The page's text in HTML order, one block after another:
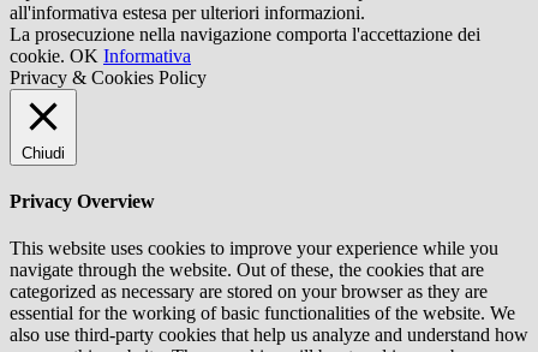
all'informativa estesa per ulteriori informazioni.
La prosecuzione nella navigazione comporta l'accettazione dei
cookie. OK Informativa
Privacy & Cookies Policy
Chiudi
Privacy Overview
This website uses cookies to improve your experience while you
navigate through the website. Out of these, the cookies that are
categorized as necessary are stored on your browser as they are
essential for the working of basic functionalities of the website. We
also use third-party cookies that help us analyze and understand how